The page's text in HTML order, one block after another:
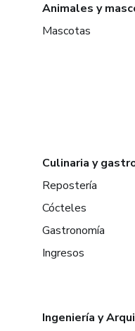
Animales y
Mascotas
Culinaria y
Repostería
Cócteles
Gastronomía
Ingresos
Ingeniería y